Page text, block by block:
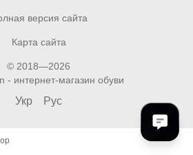
версия сайта
Карта сайта
© 2018—2026
- интернет-магазин обуви
Укр Рус